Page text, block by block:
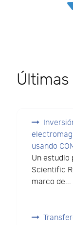
usando
Un estudio
Scientific
marco de...